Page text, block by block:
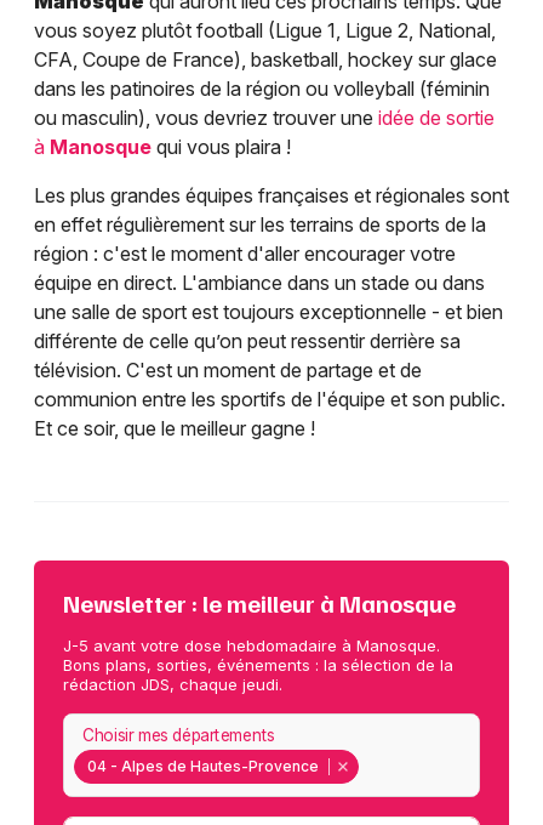
vous soyez plutôt football (Ligue 1, Ligue 2, National,
CFA, Coupe de France), basketball, hockey sur glace
dans les patinoires de la région ou volleyball (féminin
ou masculin), vous devriez trouver une idée de sortie
à Manosque qui vous plaira !
Les plus grandes équipes françaises et régionales sont
en effet régulièrement sur les terrains de sports de la
région : c'est le moment d'aller encourager votre
équipe en direct. L'ambiance dans un stade ou dans
une salle de sport est toujours exceptionnelle - et bien
différente de celle qu’on peut ressentir derrière sa
télévision. C'est un moment de partage et de
communion entre les sportifs de l'équipe et son public.
Et ce soir, que le meilleur gagne !
Newsletter : le meilleur à Manosque
J-5 avant votre dose hebdomadaire à Manosque.
Bons plans, sorties, événements : la sélection de la
rédaction JDS, chaque jeudi.
04 - Alpes de Hautes-Provence
Choisir mes départements